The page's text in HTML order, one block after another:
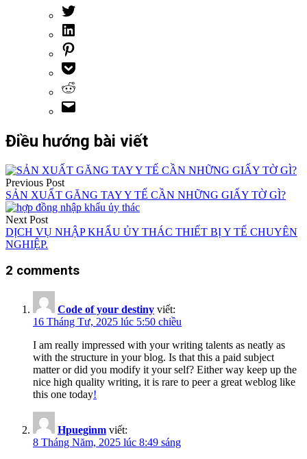
Điều hướng bài viết
Previous Post
SẢN XUẤT GĂNG TAY Y TẾ CẦN NHỮNG GIẤY TỜ GÌ?
Next Post
DỊCH VỤ NHẬP KHẨU ỦY THÁC THIẾT BỊ Y TẾ CHUYÊN
NGHIỆP.
2 comments
Code of your destiny viết:
16 Tháng Tư, 2025 lúc 5:50 chiều
I am really impressed with your writing talents as neatly as
with the structure in your blog. Is that this a paid subject
matter or did you modify it your self? Either way keep up the
nice high quality writing, it is rare to peer a great weblog like
this one today!
Hpueginm viết:
8 Tháng Năm, 2025 lúc 8:49 sáng